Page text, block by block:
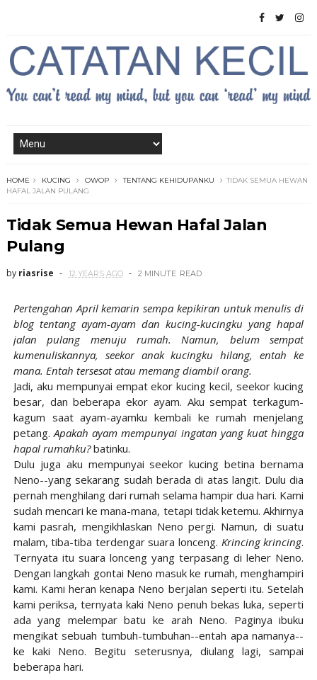
HOME KUCING OWOP TENTANG KEHIDUPANKU
TIDAK SEMUA HEWAN
HAFAL JALAN PULANG
Tidak Semua Hewan Hafal Jalan
Pulang
by riasrise 12 YEARS AGO 2 MINUTE READ
Pertengahan April kemarin sempa kepikiran untuk menulis di
blog tentang ayam-ayam dan kucing-kucingku yang hapal
jalan pulang menuju rumah. Namun, belum sempat
kumenuliskannya, seekor anak kucingku hilang, entah ke
mana. Entah tersesat atau memang diambil orang.
Jadi, aku mempunyai empat ekor kucing kecil, seekor kucing
besar, dan beberapa ekor ayam. Aku sempat terkagum-
kagum saat ayam-ayamku kembali ke rumah menjelang
petang.Apakah ayam mempunyai ingatan yang kuat hingga
hapal rumahku?batinku.
Dulu juga aku mempunyai seekor kucing betina bernama
Neno--yang sekarang sudah berada di atas langit. Dulu dia
pernah menghilang dari rumah selama hampir dua hari. Kami
sudah mencari ke mana-mana, tetapi tidak ketemu. Akhirnya
kami pasrah, mengikhlaskan Neno pergi. Namun, di suatu
malam, tiba-tiba terdengar suara lonceng. Krincing krincing.
Ternyata itu suara lonceng yang terpasang di leher Neno.
Dengan langkah gontai Neno masuk ke rumah, menghampiri
kami. Kami heran kenapa Neno berjalan seperti itu. Setelah
kami periksa, ternyata kaki Neno penuh bekas luka, seperti
ada yang melempar batu ke arah Neno. Paginya ibuku
mengikat sebuah tumbuh-tumbuhan--entah apa namanya--
ke kaki Neno. Begitu seterusnya, diulang lagi, sampai
beberapa hari.